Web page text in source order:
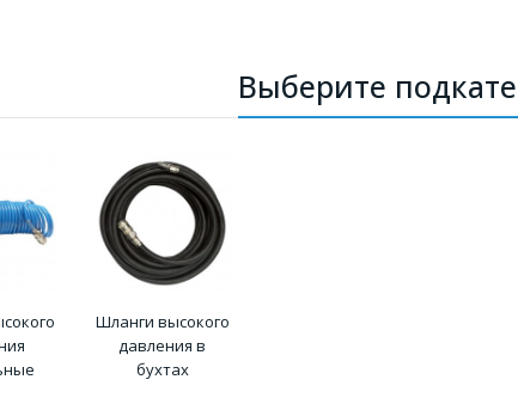
Выберите
Шланги высокого
давления в
бухтах